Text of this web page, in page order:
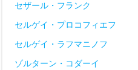
セザール・フランク
セルゲイ・プロコフィエフ
セルゲイ・ラフマニノフ
ゾルターン・コダーイ